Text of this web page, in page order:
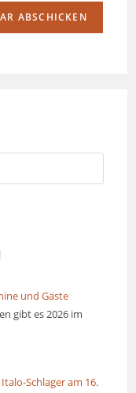
und Gäste
gibt es 2026 im
Schlager am 16.